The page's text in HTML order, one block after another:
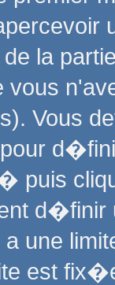
la partie
vous
Vous
puis
d�finir
a une
est